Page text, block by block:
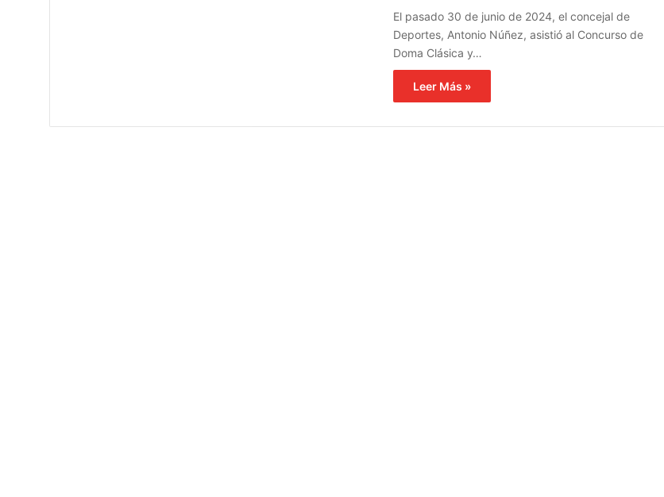
El pasado 30 de junio de 2024, el concejal de
Deportes, Antonio Núñez, asistió al Concurso de
Doma Clásica y…
Leer Más »